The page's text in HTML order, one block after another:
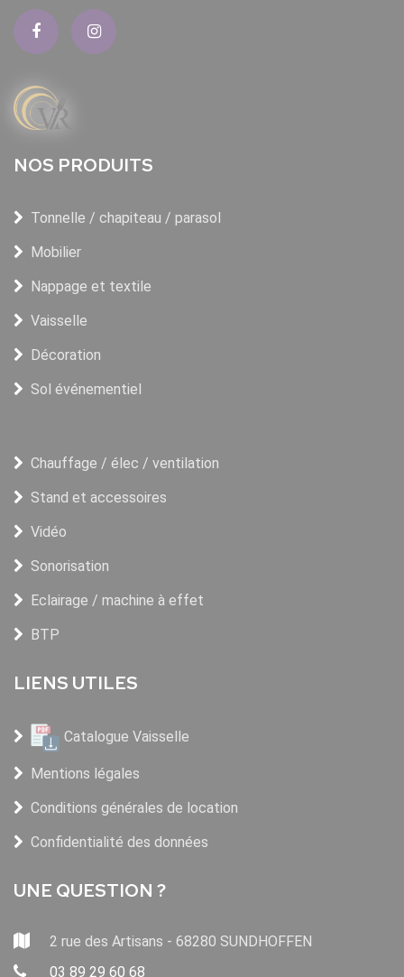
NOS PRODUITS
Tonnelle / chapiteau / parasol
Mobilier
Nappage et textile
Vaisselle
Décoration
Sol événementiel
Chauffage / élec / ventilation
Stand et accessoires
Vidéo
Sonorisation
Eclairage / machine à effet
BTP
LIENS UTILES
Catalogue Vaisselle
Mentions légales
Conditions générales de location
Confidentialité des données
UNE QUESTION ?
2 rue des Artisans - 68280 SUNDHOFFEN
03 89 29 60 68